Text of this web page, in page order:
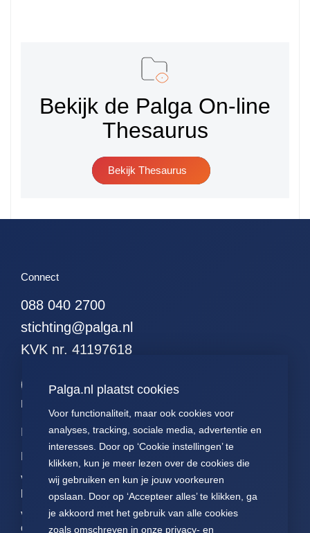
Palga.nl plaatst cookies
Voor functionaliteit, maar ook cookies voor
analyses, tracking, sociale media, advertentie en
interesses. Door op ‘Cookie instellingen’ te
klikken, kun je meer lezen over de cookies die
wij gebruiken en kun je jouw voorkeuren
opslaan. Door op ‘Accepteer alles’ te klikken, ga
je akkoord met het gebruik van alle cookies
zoals omschreven in onze privacy- en
Bekijk de Palga On-line
Thesaurus
Bekijk Thesaurus
Connect
088 040 2700
stichting@palga.nl
KVK nr. 41197618
Palga links
Impact
Data
Voor
pathologen
Voor
onderzoekers
Contact
Over ons
FAQ
Nieuws
Presentaties
Voor patiënten
Jaarverslagen
Statuten Palga